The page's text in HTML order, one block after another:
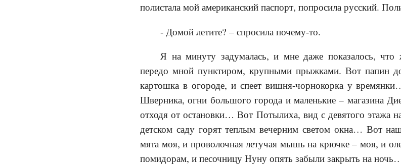
полистала мой американский паспорт, попросила русский.
- Домой летите? – спросила почему-то.
Я на минуту задумалась, и мне даже показалось, что
передо мной пунктиром, крупными прыжками. Вот папин
картошка в огороде, и спеет вишня-чорнокорка у
Шверника, огни большого города и маленькие – магазина
отходя от остановки… Вот Потылиха, вид с девятого этажа
детском саду горят теплым вечерним светом окна… Вот
мята моя, и проволочная летучая мышь на крючке – моя, и
помидорам, и песочницу Нуну опять забыли закрыть на